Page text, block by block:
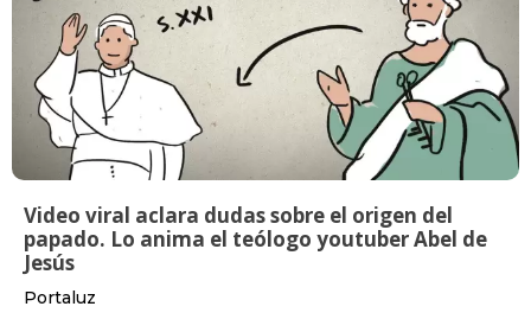
Video viral aclara dudas sobre el origen del
papado. Lo anima el teólogo youtuber Abel de
Jesús
Portaluz